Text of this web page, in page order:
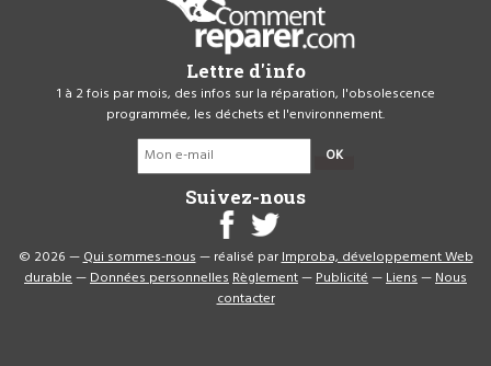
Lettre d'info
1 à 2 fois par mois, des infos sur la réparation, l'obsolescence
programmée, les déchets et l'environnement.
OK
Suivez-nous
© 2026 —Qui sommes-nous— réalisé parImproba, développement Web
durable—Données personnellesRèglement—Publicité—Liens—Nous
contacter